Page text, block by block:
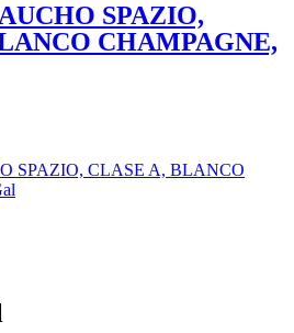
SPAZIO,
CHAMPAGNE,
SPAZIO, CLASE A, BLANCO